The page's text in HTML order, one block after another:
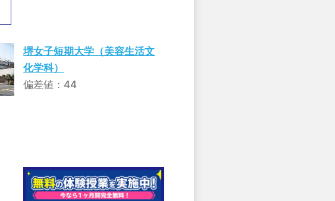
堺女子短期大学（美容生活文
化学科）
偏差値：44